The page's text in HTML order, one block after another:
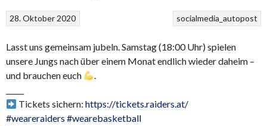
socialmedia_autopost
28. Oktober 2020
Lasst uns gemeinsam jubeln. Samstag (18:00 Uhr) spielen
unsere Jungs nach über einem Monat endlich wieder daheim –
und brauchen euch
.
Tickets sichern:https://tickets.raiders.at/
#weareraiders #wearebasketball